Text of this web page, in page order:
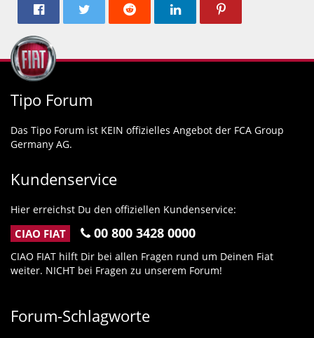
Tipo Forum
Das Tipo Forum ist KEIN offizielles Angebot der FCA Group
Germany AG.
Kundenservice
Hier erreichst Du den offiziellen Kundenservice:
CIAO FIAT 00 800 3428 0000
CIAO FIAT hilft Dir bei allen Fragen rund um Deinen Fiat
weiter. NICHT bei Fragen zu unserem Forum!
Forum-Schlagworte